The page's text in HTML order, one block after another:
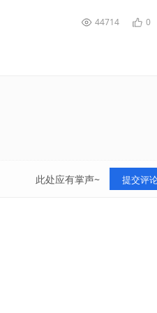
44714 0
此处应有掌声~ 提交评